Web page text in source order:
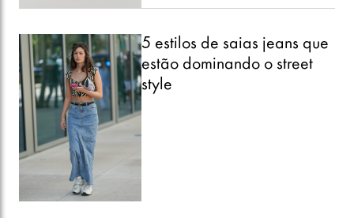
5 estilos de saias jeans que
estão dominando o street
style